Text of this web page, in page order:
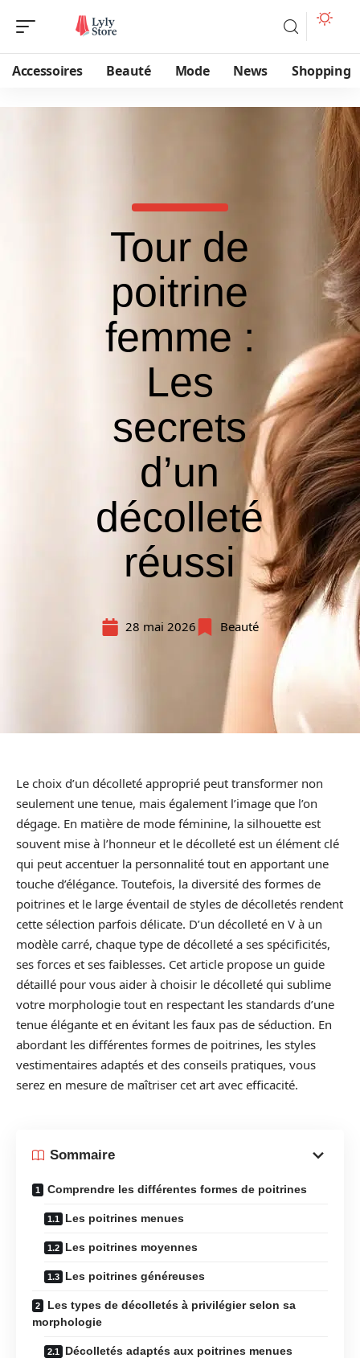
Accessoires Beauté Mode News Shopping
Tour de
poitrine
femme :
Les
secrets
d’un
décolleté
réussi
28 mai 2026 Beauté
Le choix d’un décolleté approprié peut transformer non
seulement une tenue, mais également l’image que l’on
dégage. En matière de mode féminine, la silhouette est
souvent mise à l’honneur et le décolleté est un élément clé
qui peut accentuer la personnalité tout en apportant une
touche d’élégance. Toutefois, la diversité des formes de
poitrines et le large éventail de styles de décolletés rendent
cette sélection parfois délicate. D’un décolleté en V à un
modèle carré, chaque type de décolleté a ses spécificités,
ses forces et ses faiblesses. Cet article propose un guide
détaillé pour vous aider à choisir le décolleté qui sublime
votre morphologie tout en respectant les standards d’une
tenue élégante et en évitant les faux pas de séduction. En
abordant les différentes formes de poitrines, les styles
vestimentaires adaptés et des conseils pratiques, vous
serez en mesure de maîtriser cet art avec efficacité.
Sommaire
Comprendre les différentes formes de poitrines
Les poitrines menues
Les poitrines moyennes
Les poitrines généreuses
Les types de décolletés à privilégier selon sa
morphologie
Décolletés adaptés aux poitrines menues